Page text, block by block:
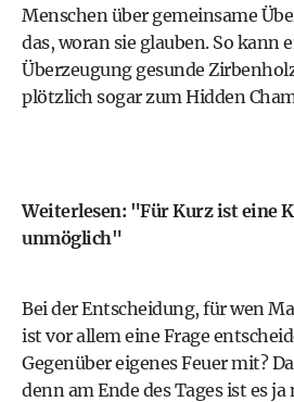
Menschen über gemeinsame
das, woran sie glauben. So kann
Überzeugung gesunde
plötzlich sogar zum Hidden
Weiterlesen: "Für Kurz ist eine
unmöglich"
Bei der Entscheidung, für wen
ist vor allem eine Frage
Gegenüber eigenes Feuer mit?
denn am Ende des Tages ist es